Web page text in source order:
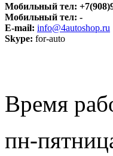
Мобильный тел:
Мобильный тел: -
E-mail: info@4autoshop.ru
Skype: for-auto
Время
пн-